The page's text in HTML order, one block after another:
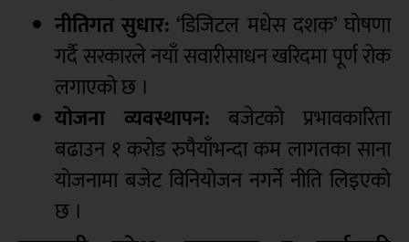
नीतिगत सुधार: ‘डिजिटल मधेस दशक’ घोषणा
गर्दै सरकारले नयाँ सवारीसाधन खरिदमा पूर्ण रोक
लगाएको छ ।
योजना व्यवस्थापन: बजेटको प्रभावकारिता
बढाउन १ करोड रुपैयाँभन्दा कम लागतका साना
योजनामा बजेट विनियोजन नगर्ने नीति लिइएको
छ ।